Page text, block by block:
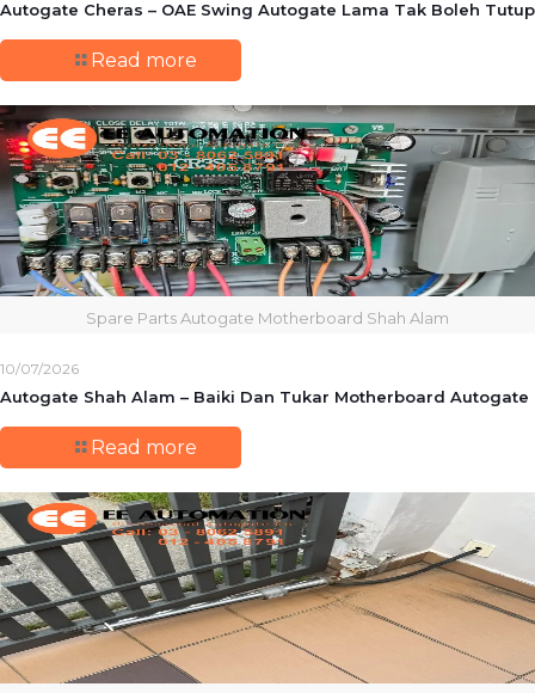
Autogate Cheras – OAE Swing Autogate Lama Tak Boleh Tutup
Read more
Spare Parts Autogate Motherboard Shah Alam
10/07/2026
Autogate Shah Alam – Baiki Dan Tukar Motherboard Autogate
Read more